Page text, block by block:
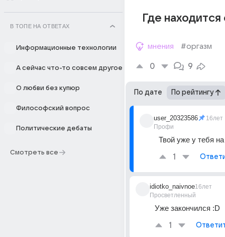
В ТОПЕ НА ОТВЕТАХ
Информационные технологии
А сейчас что-то совсем другое
О любви без купюр
Философский вопрос
Политические дебаты
Смотреть все
Где находится
мнения #оргазм
0 9
По дате По рейтингу
user_20323586
Профи
16лет
Твой уже у тебя
1
idiotko_naivnoe
Просветленный
16лет
Уже закончился :D
1